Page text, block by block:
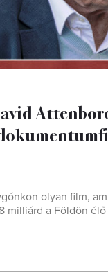
olyan film,
milliárd a Földön